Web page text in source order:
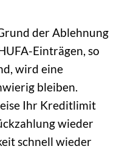
der Ablehnung
Einträgen, so
wird eine
bleiben.
Ihr Kreditlimit
wieder
schnell wieder